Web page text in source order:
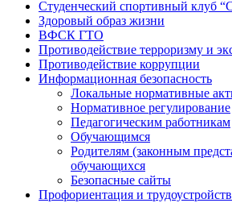
Студенческий спортивный
Здоровый образ жизни
ВФСК ГТО
Противодействие терроризму и
Противодействие коррупции
Информационная безопасность
Локальные нормативные
Нормативное регулирование
Педагогическим работникам
Обучающимся
Родителям (законным
обучающихся
Безопасные сайты
Профориентация и